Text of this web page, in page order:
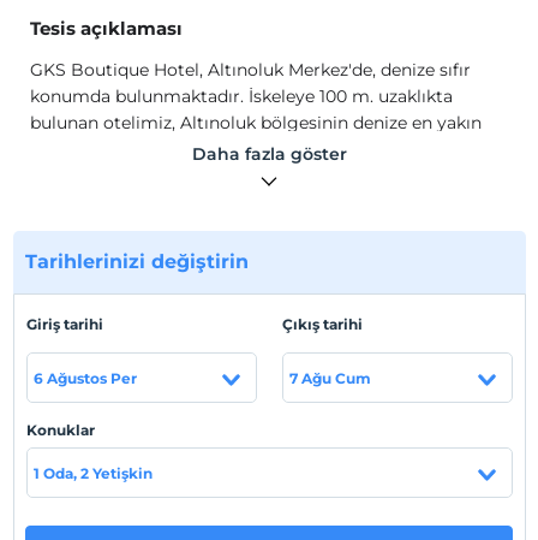
Tesis açıklaması
GKS Boutique Hotel, Altınoluk Merkez'de, denize sıfır
konumda bulunmaktadır. İskeleye 100 m. uzaklıkta
bulunan otelimiz, Altınoluk bölgesinin denize en yakın
oteli olarak siz değerli konuklarımıza hizmet
manzarasıyla otelimizde sizleri ağırlamaktan keyif ve
onur duyarız.
Tesis lokasyon bilgileri
İskeleye 30 m. uzaklıkta bulunan otelimiz, Altınoluk
bölgesinin denize en yakın oteli olarak siz değerli
konuklarımıza hizmet vermektedir.
Sahil
Denize sıfır konumdadır.
Daha fazla göster
Tarihlerinizi değiştirin
Giriş tarihi
6 Ağustos Per
Çıkış tarihi
7 Ağu Cum
Konuklar
1 Oda, 2 Yetişkin